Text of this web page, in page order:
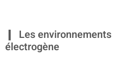
Les
électrogène